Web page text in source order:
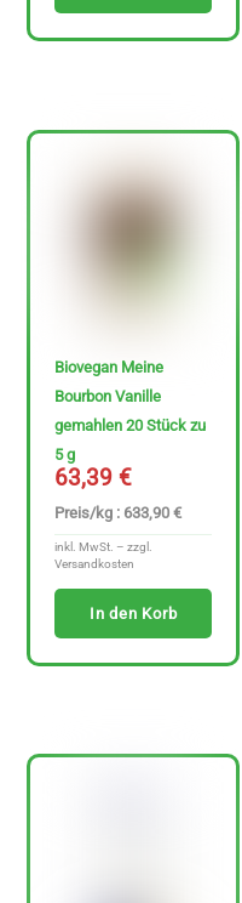
Biovegan Meine
Bourbon Vanille
gemahlen 20 Stück zu
5 g
63,39€
Preis/kg : 633,90 €
inkl. MwSt. – zzgl.
Versandkosten
In den Korb